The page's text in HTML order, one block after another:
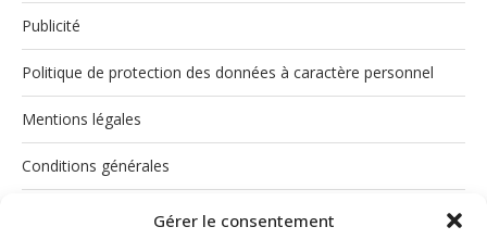
Gérer le consentement
Publicité
Politique de protection des données à caractère personnel
Mentions légales
Conditions générales
Politique de cookies (UE)